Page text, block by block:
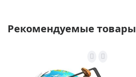
Рекомендуемые товары